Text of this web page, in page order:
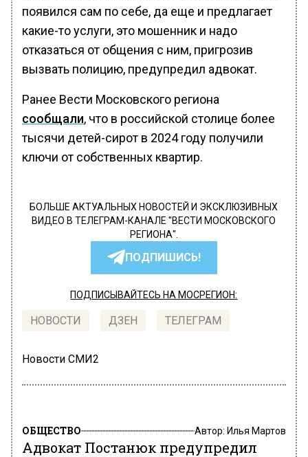
появился сам по себе, да еще и предлагает
какие-то услуги, это мошенник и надо
отказаться от общения с ним, пригрозив
вызвать полицию, предупредил адвокат.
Ранее Вести Московского региона
сообщали, что в российской столице более
тысячи детей-сирот в 2024 году получили
ключи от собственных квартир.
БОЛЬШЕ АКТУАЛЬНЫХ НОВОСТЕЙ И ЭКСКЛЮЗИВНЫХ
ВИДЕО В ТЕЛЕГРАМ-КАНАЛЕ "ВЕСТИ МОСКОВСКОГО
РЕГИОНА".
ПОДПИШИСЬ!
ПОДПИСЫВАЙТЕСЬ НА МОСРЕГИОН:
НОВОСТИ ДЗЕН ТЕЛЕГРАМ
Новости СМИ2
ОБЩЕСТВО Автор: Илья Мартов
Адвокат Постанюк предупредил